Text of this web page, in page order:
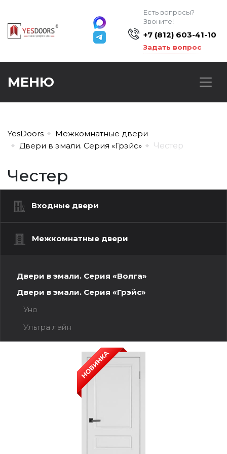
Есть вопросы?
Звоните!
+7 (812) 603-41-10
Задать вопрос
МЕНЮ
YesDoors
Межкомнатные двери
Двери в эмали. Серия «Грэйс»
Честер
Честер
Входные двери
Межкомнатные двери
Двери в эмали. Серия «Волга»
Двери в эмали. Серия «Грэйс»
Уно
Ультра лайн
Честер